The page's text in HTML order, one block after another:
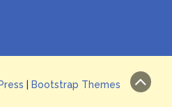
Bootstrap Themes